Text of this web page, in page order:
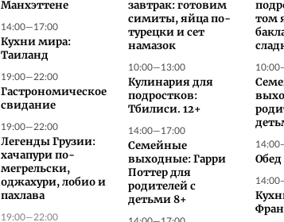
Манхэттене
14:00—17:00
Кухни мира:
Таиланд
19:00—22:00
Гастрономическое
свидание
19:00—22:00
Легенды Грузии:
хачапури по-
мегрельски,
оджахури, лобио и
пахлава
19:00—22:00
завтрак: готовим
симиты, яйца по-
турецки и сет
намазок
10:00—13:00
Кулинария для
подростков:
Тбилиси. 12+
14:00—17:00
Семейные
выходные: Гарри
Поттер для
родителей с
детьми 8+
том
Обед